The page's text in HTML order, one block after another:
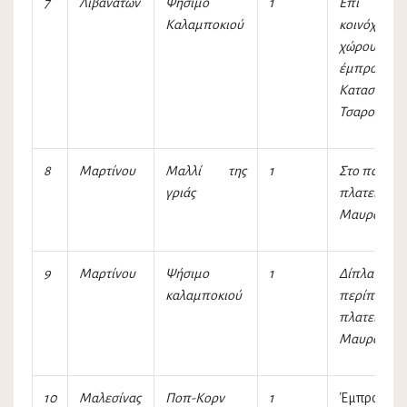
7 Λιβανατών
Ψήσιμο
Καλαμποκιού
1
Επί
χώρου
έμπροσθεν
Τσαρούχα
8 Μαρτίνου
Μαλλί της
γριάς
1
Στο
πλατείας
9 Μαρτίνου
Ψήσιμο
καλαμποκιού
1
Δίπλα
πλατείας
10 Μαλεσίνας Ποπ-Κορν 1
Έμπροσθεν